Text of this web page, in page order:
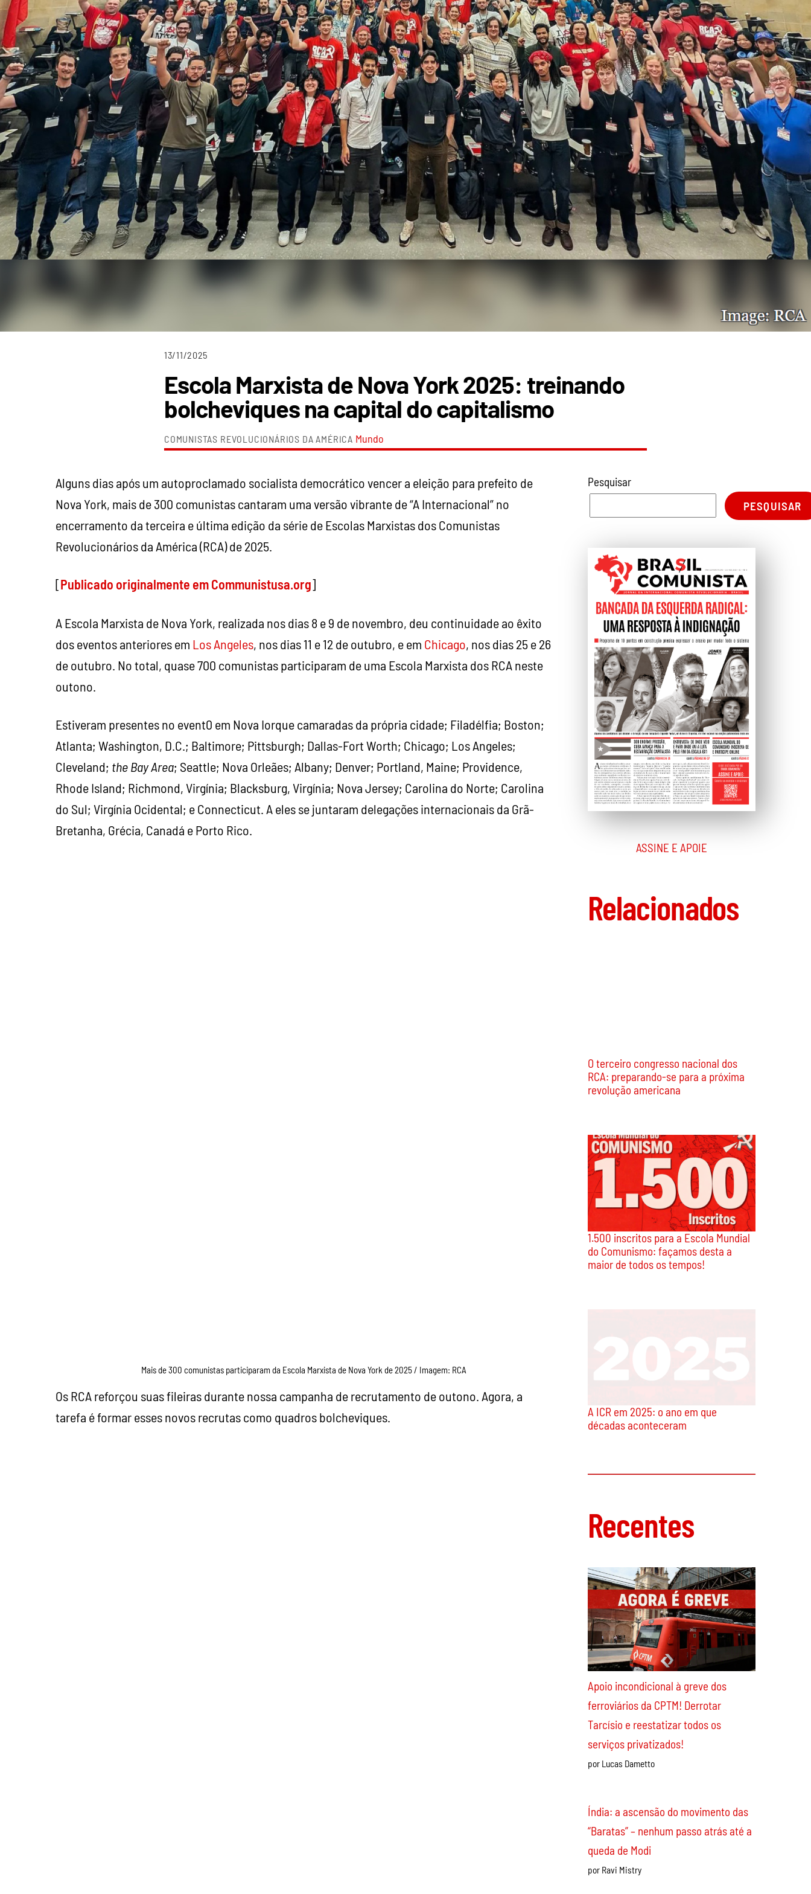
13/11/2025
Escola Marxista de Nova York 2025: treinando
bolcheviques na capital do capitalismo
COMUNISTAS REVOLUCIONÁRIOS DA AMÉRICA Mundo
Alguns dias após um autoproclamado socialista democrático vencer a eleição para prefeito de
Nova York, mais de 300 comunistas cantaram uma versão vibrante de “A Internacional” no
encerramento da terceira e última edição da série de Escolas Marxistas dos Comunistas
Revolucionários da América (RCA) de 2025.
[Publicado originalmente em Communistusa.org]
A Escola Marxista de Nova York, realizada nos dias 8 e 9 de novembro, deu continuidade ao êxito
dos eventos anteriores em Los Angeles, nos dias 11 e 12 de outubro, e em Chicago, nos dias 25 e 26
de outubro. No total, quase 700 comunistas participaram de uma Escola Marxista dos RCA neste
outono.
Estiveram presentes no event0 em Nova Iorque camaradas da própria cidade; Filadélfia; Boston;
Atlanta; Washington, D.C.; Baltimore; Pittsburgh; Dallas-Fort Worth; Chicago; Los Angeles;
Cleveland; the Bay Area; Seattle; Nova Orleães; Albany; Denver; Portland, Maine; Providence,
Rhode Island; Richmond, Virgínia; Blacksburg, Virgínia; Nova Jersey; Carolina do Norte; Carolina
do Sul; Virgínia Ocidental; e Connecticut. A eles se juntaram delegações internacionais da Grã-
Bretanha, Grécia, Canadá e Porto Rico.
Mais de 300 comunistas participaram da Escola Marxista de Nova York de 2025 / Imagem: RCA
Os RCA reforçou suas fileiras durante nossa campanha de recrutamento de outono. Agora, a
tarefa é formar esses novos recrutas como quadros bolcheviques.
Pesquisar
PESQUISAR
ASSINE E APOIE
Relacionados
O terceiro congresso nacional dos
RCA: preparando-se para a próxima
revolução americana
1.500 inscritos para a Escola Mundial
do Comunismo: façamos desta a
maior de todos os tempos!
A ICR em 2025: o ano em que
décadas aconteceram
Recentes
Apoio incondicional à greve dos
ferroviários da CPTM! Derrotar
Tarcísio e reestatizar todos os
serviços privatizados!
por Lucas Dametto
Índia: a ascensão do movimento das
“Baratas” – nenhum passo atrás até a
queda de Modi
por Ravi Mistry